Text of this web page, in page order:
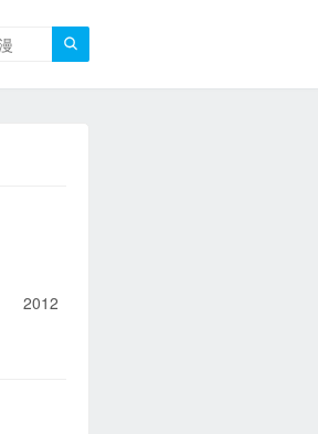

2012